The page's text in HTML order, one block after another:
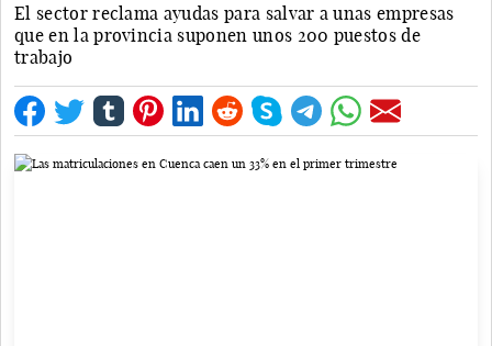
El sector reclama ayudas para salvar a unas empresas
que en la provincia suponen unos 200 puestos de
trabajo